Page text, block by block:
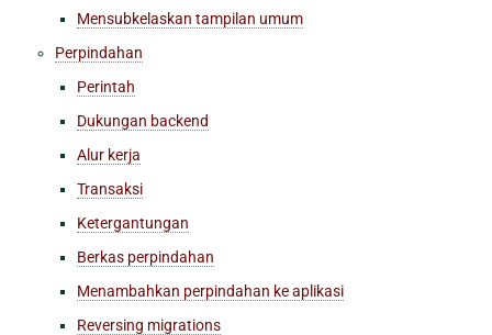
Mensubkelaskan tampilan umum
Perpindahan
Perintah
Dukungan backend
Alur kerja
Transaksi
Ketergantungan
Berkas perpindahan
Menambahkan perpindahan ke aplikasi
Reversing migrations